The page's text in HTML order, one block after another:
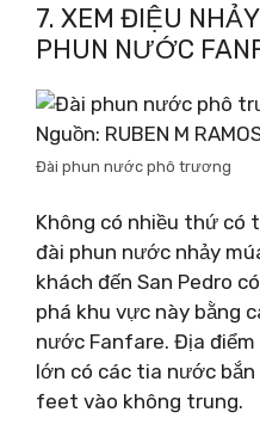
7. XEM ĐIỆU
PHUN NƯỚC
Nguồn: RUBEN M
Đài phun nước phô trương
Không có nhiều thứ có
đài phun nước nhảy
khách đến San Pedro
phá khu vực này bằng
nước Fanfare. Địa
lớn có các tia nước
feet vào không trung.